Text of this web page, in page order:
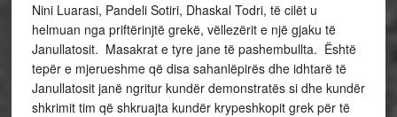
Nini Luarasi, Pandeli Sotiri, Dhaskal Todri, të cilët u
helmuan nga priftërinjtë grekë, vëllezërit e një gjaku të
Janullatosit. Masakrat e tyre jane të pashembullta. Është
tepër e mjerueshme që disa sahanlëpirës dhe idhtarë të
Janullatosit janë ngritur kundër demonstratës si dhe kundër
shkrimit tim që shkruajta kundër krypeshkopit grek për të